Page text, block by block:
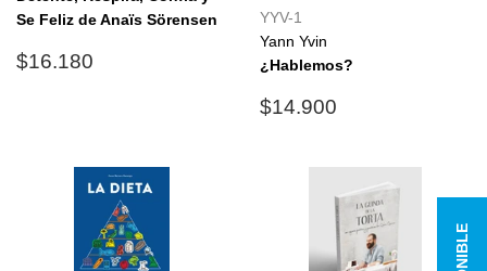
Se Feliz de Anaïs Sörensen
Precio
$16.180
YYV-1
Yann Yvin
¿Hablemos?
Precio
$14.900